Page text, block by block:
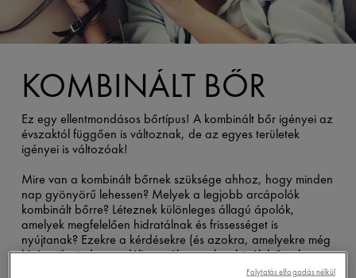
KOMBINÁLT BŐR
Ez egy ellentmondásos bőrtípus! A kombinált bőr igényei az
évszaktól függően is változnak, de az egyes területek
igényei is változóak!
Mire van a kombinált bőrnek szüksége ahhoz, hogy minden
nap gyönyörű lehessen? Melyek a legjobb arcápolók
kombinált bőrre? Léteznek különleges állagú ápolók,
amelyek megfelelően hidratálnak és frissességet is
nyújtanak? Ezekre a kérdésekre (és azokra, amelyekre még
kíváncsi) mind megtalálja a választ a kombinált bőrnek
Folytatás elfogadás nélkül